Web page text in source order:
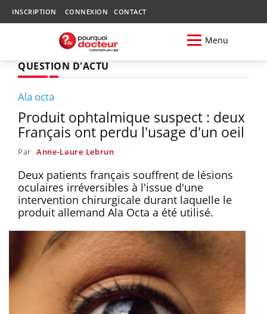
INSCRIPTION CONNEXION CONTACT
Menu
QUESTION D'ACTU
Ala octa
Produit ophtalmique suspect : deux
Français ont perdu l'usage d'un oeil
Par Anne-Laure Lebrun
Deux patients français souffrent de lésions
oculaires irréversibles à l'issue d'une
intervention chirurgicale durant laquelle le
produit allemand Ala Octa a été utilisé.